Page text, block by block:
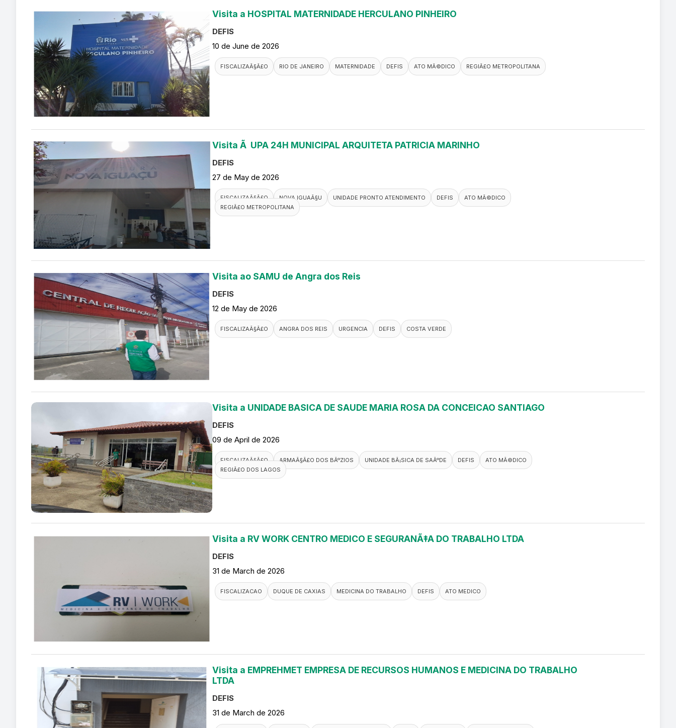
Visita a HOSPITAL MATERNIDADE HERCULANO PINHEIRO
DEFIS
10 de June de 2026
FISCALIZAÃ§Ã£O RIO DE JANEIRO MATERNIDADE DEFIS ATO MÃ©DICO REGIÃ£O METROPOLITANA
Visita Ã UPA 24H MUNICIPAL ARQUITETA PATRICIA MARINHO
DEFIS
27 de May de 2026
FISCALIZAÃ§Ã£O NOVA IGUAÃ§U UNIDADE PRONTO ATENDIMENTO DEFIS
ATO MÃ©DICO
REGIÃ£O METROPOLITANA
Visita ao SAMU de Angra dos Reis
DEFIS
12 de May de 2026
FISCALIZAÃ§Ã£O ANGRA DOS REIS URGENCIA DEFIS COSTA VERDE
Visita a UNIDADE BASICA DE SAUDE MARIA ROSA DA CONCEICAO SANTIAGO
DEFIS
09 de April de 2026
FISCALIZAÃ§Ã£O ARMAÃ§Ã£O DOS BÃºZIOS UNIDADE BÃ¡SICA DE SAÃºDE DEFIS
ATO MÃ©DICO
REGIÃ£O DOS LAGOS
Visita a RV WORK CENTRO MEDICO E SEGURANÃ‡A DO TRABALHO LTDA
DEFIS
31 de March de 2026
FISCALIZACAO DUQUE DE CAXIAS MEDICINA DO TRABALHO DEFIS ATO MEDICO
Visita a EMPREHMET EMPRESA DE RECURSOS HUMANOS E MEDICINA DO TRABALHO
LTDA
DEFIS
31 de March de 2026